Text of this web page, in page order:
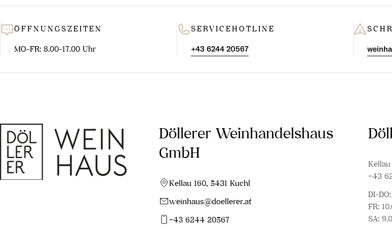
ÖFFNUNGSZEITEN
MO-FR: 8.00-17.00 Uhr
SERVICEHOTLINE
+43 6244 20567
Döllerer Weinhandelshaus
GmbH
Kellau 160, 5431 Kuchl
weinhaus@doellerer.at
+43 6244 20567
+43
DI-
FR:
SA: